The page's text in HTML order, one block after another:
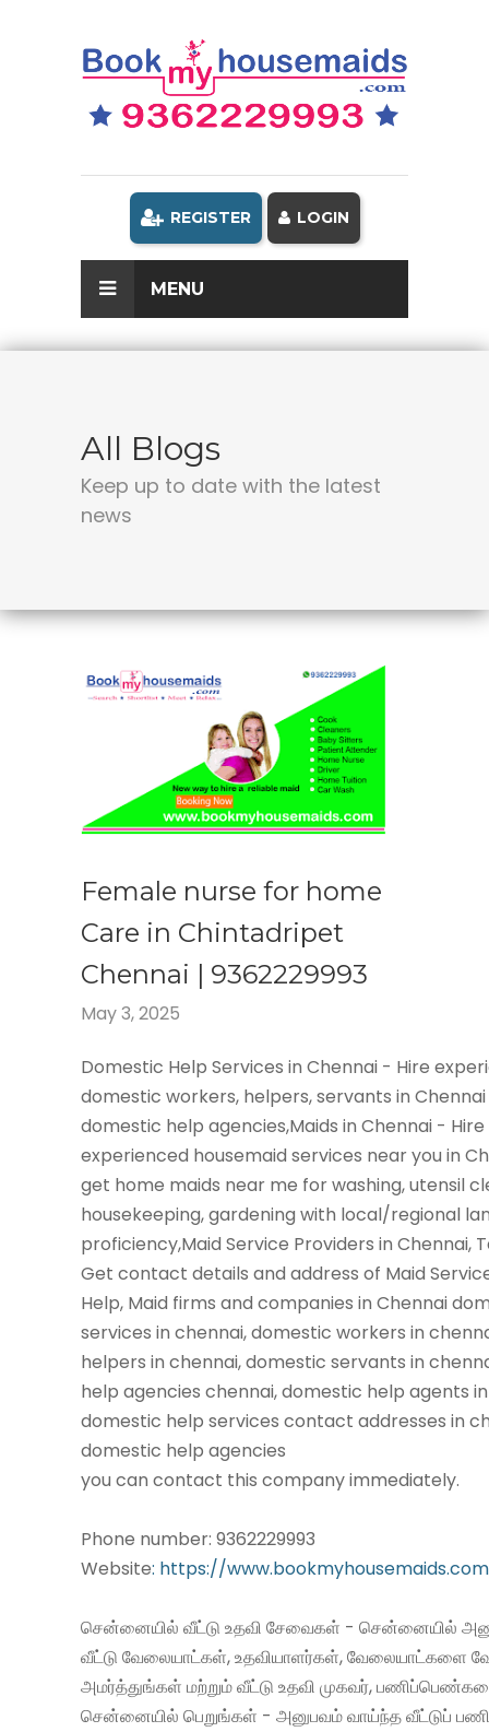
REGISTER LOGIN
MENU
All Blogs
Keep up to date with the latest
news
Female nurse for home
Care in Chintadripet
Chennai | 9362229993
May 3, 2025
Domestic Help Services in Chennai - Hire
domestic workers, helpers, servants in
domestic help agencies,Maids in Chennai - Hire
experienced housemaid services near you in
get home maids near me for washing, utensil
housekeeping, gardening with local/regional
proficiency,Maid Service Providers in Chennai,
Get contact details and address of Maid
Help, Maid firms and companies in Chennai
services in chennai, domestic workers in
helpers in chennai, domestic servants in
help agencies chennai, domestic help agents
domestic help services contact addresses in
domestic help agencies
you can contact this company immediately.
Phone number: 9362229993
Website: https://
சென்னையில் வீட்டு உதவி சேவைகள் - சென்னையில்
வீட்டு வேலையாட்கள், உதவியாளர்கள், வேலையாட்களை
அமர்த்துங்கள் மற்றும் வீட்டு உதவி முகவர்,
சென்னையில் பெறுங்கள் - அனுபவம் வாய்ந்த வீட்டுப்